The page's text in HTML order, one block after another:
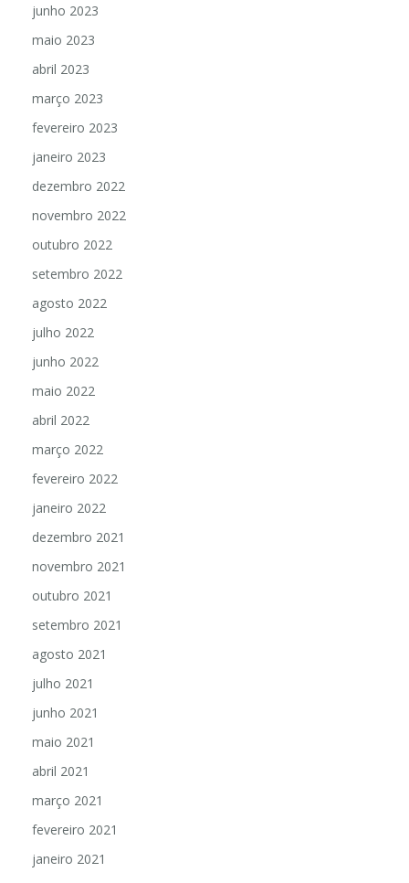
junho 2023
maio 2023
abril 2023
março 2023
fevereiro 2023
janeiro 2023
dezembro 2022
novembro 2022
outubro 2022
setembro 2022
agosto 2022
julho 2022
junho 2022
maio 2022
abril 2022
março 2022
fevereiro 2022
janeiro 2022
dezembro 2021
novembro 2021
outubro 2021
setembro 2021
agosto 2021
julho 2021
junho 2021
maio 2021
abril 2021
março 2021
fevereiro 2021
janeiro 2021